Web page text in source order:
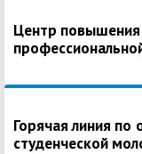
Центр
Горячая линия
студенческой